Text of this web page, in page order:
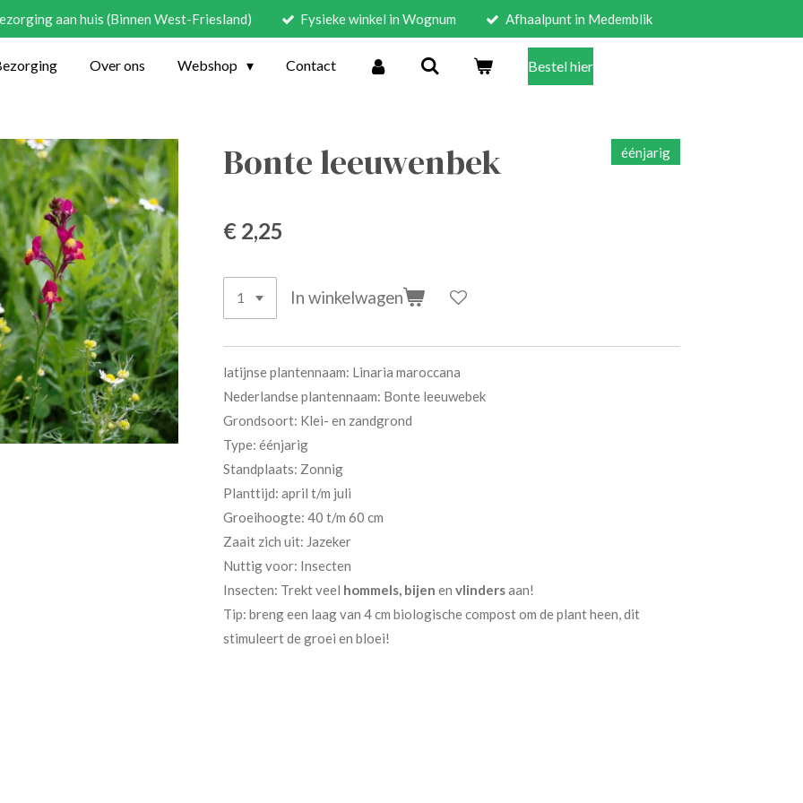
aan huis (Binnen West-Friesland) Fysieke winkel in Wognum Afhaalpunt in Medemblik
Over ons Webshop Contact Bestel hier
Bonte leeuwenbek éénjarig
€ 2,25
In winkelwagen
latijnse plantennaam: Linaria maroccana
Nederlandse plantennaam: Bonte leeuwebek
Grondsoort: Klei- en zandgrond
Type: éénjarig
Standplaats: Zonnig
Planttijd: april t/m juli
Groeihoogte: 40 t/m 60 cm
Zaait zich uit: Jazeker
Nuttig voor: Insecten
Insecten: Trekt veel hommels, bijen en vlindersaan!
Tip: breng een laag van 4 cm biologische compost om de plant heen, dit
stimuleert de groei en bloei!